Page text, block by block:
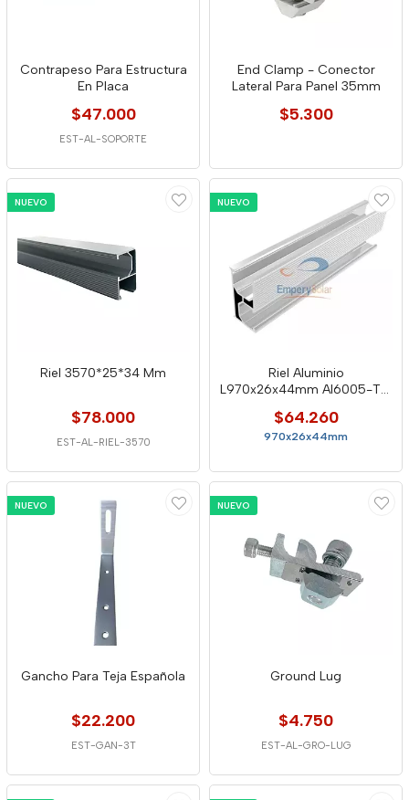
Contrapeso Para Estructura
En Placa
$47.000
EST-AL-SOPORTE
End Clamp - Conector
Lateral Para Panel 35mm
$5.300
NUEVO
Riel 3570*25*34 Mm
$78.000
EST-AL-RIEL-3570
NUEVO
Riel Aluminio
L970x26x44mm Al6005-T5/
$64.260
970x26x44mm
NUEVO
Gancho Para Teja Española
$22.200
EST-GAN-3T
NUEVO
Ground Lug
$4.750
EST-AL-GRO-LUG